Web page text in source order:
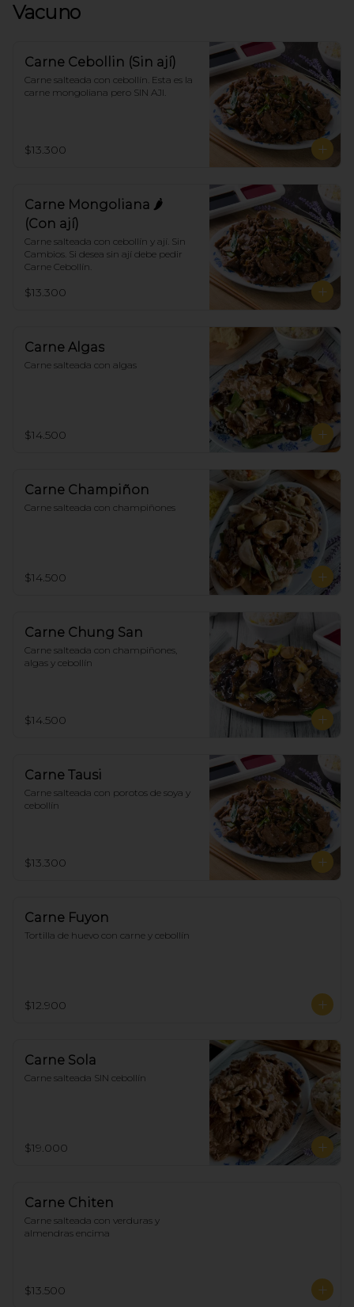
Vacuno
Carne Cebollin (Sin ají)
Carne salteada con cebollín. Esta es la
carne mongoliana pero SIN AJI.
$13.300
Carne Mongoliana 🌶
(Con ají)
Carne salteada con cebollín y ají. Sin
Cambios. Si desea sin ají debe pedir
Carne Cebollín.
$13.300
Carne Algas
Carne salteada con algas
$14.500
Carne Champiñon
Carne salteada con champiñones
$14.500
Carne Chung San
Carne salteada con champiñones,
algas y cebollín
$14.500
Carne Tausi
Carne salteada con porotos de soya y
cebollín
$13.300
Carne Fuyon
Tortilla de huevo con carne y cebollín
$12.900
Carne Sola
Carne salteada SIN cebollín
$19.000
Carne Chiten
Carne salteada con verduras y
almendras encima
$13.500